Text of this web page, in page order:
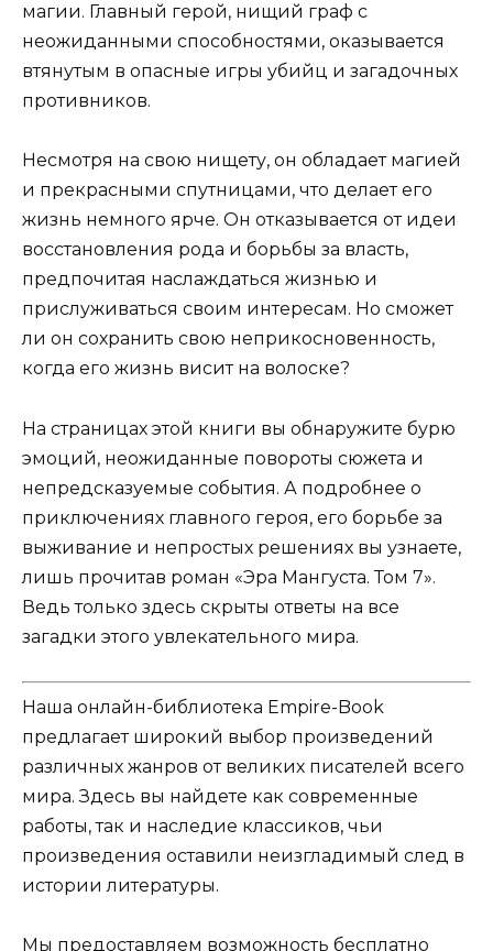
магии. Главный герой, нищий граф с
неожиданными способностями, оказывается
втянутым в опасные игры убийц и загадочных
противников.
Несмотря на свою нищету, он обладает магией
и прекрасными спутницами, что делает его
жизнь немного ярче. Он отказывается от идеи
восстановления рода и борьбы за власть,
предпочитая наслаждаться жизнью и
прислуживаться своим интересам. Но сможет
ли он сохранить свою неприкосновенность,
когда его жизнь висит на волоске?
На страницах этой книги вы обнаружите бурю
эмоций, неожиданные повороты сюжета и
непредсказуемые события. А подробнее о
приключениях главного героя, его борьбе за
выживание и непростых решениях вы узнаете,
лишь прочитав роман «Эра Мангуста. Том 7».
Ведь только здесь скрыты ответы на все
загадки этого увлекательного мира.
Наша онлайн-библиотека Empire-Book
предлагает широкий выбор произведений
различных жанров от великих писателей всего
мира. Здесь вы найдете как современные
работы, так и наследие классиков, чьи
произведения оставили неизгладимый след в
истории литературы.
Мы предоставляем возможность бесплатно